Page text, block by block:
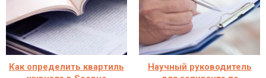
Как определить квартиль
Научный руководитель